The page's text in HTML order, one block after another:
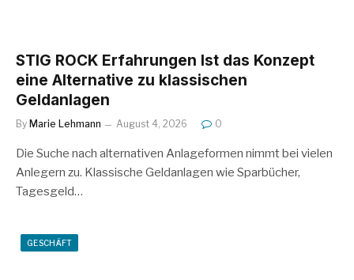
STIG ROCK Erfahrungen Ist das Konzept
eine Alternative zu klassischen
Geldanlagen
By Marie Lehmann August 4, 2026 0
Die Suche nach alternativen Anlageformen nimmt bei vielen
Anlegern zu. Klassische Geldanlagen wie Sparbücher,
Tagesgeld…
GESCHÄFT